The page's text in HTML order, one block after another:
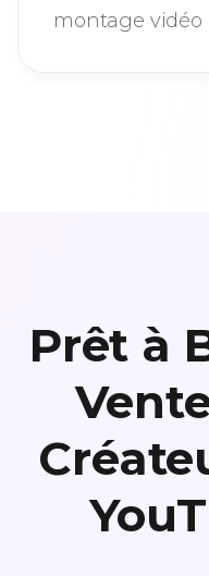
montage vidéo
Prêt à